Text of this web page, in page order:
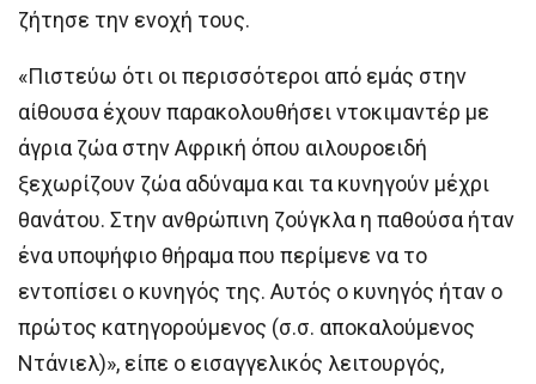
ζήτησε την ενοχή τους.
«Πιστεύω ότι οι περισσότεροι από εμάς στην
αίθουσα έχουν παρακολουθήσει ντοκιμαντέρ με
άγρια ζώα στην Αφρική όπου αιλουροειδή
ξεχωρίζουν ζώα αδύναμα και τα κυνηγούν μέχρι
θανάτου. Στην ανθρώπινη ζούγκλα η παθούσα ήταν
ένα υποψήφιο θήραμα που περίμενε να το
εντοπίσει ο κυνηγός της. Αυτός ο κυνηγός ήταν ο
πρώτος κατηγορούμενος (σ.σ. αποκαλούμενος
Ντάνιελ)», είπε ο εισαγγελικός λειτουργός,